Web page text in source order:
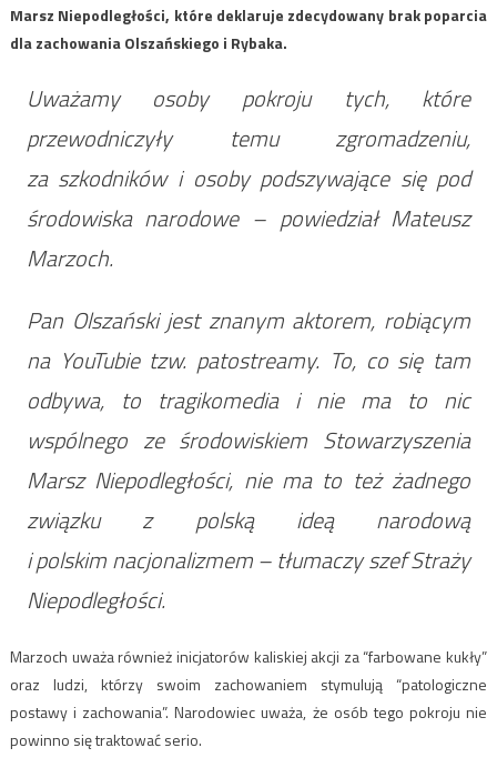
Marsz Niepodległości, które deklaruje zdecydowany brak poparcia
dla zachowania Olszańskiego i Rybaka.
Uważamy osoby pokroju tych, które
przewodniczyły temu zgromadzeniu,
za szkodników i osoby podszywające się pod
środowiska narodowe– powiedział Mateusz
Marzoch.
Pan Olszański jest znanym aktorem, robiącym
na YouTubie tzw. patostreamy. To, co się tam
odbywa, to tragikomedia i nie ma to nic
wspólnego ze środowiskiem Stowarzyszenia
Marsz Niepodległości, nie ma to też żadnego
związku z polską ideą narodową
i polskim nacjonalizmem– tłumaczy szef Straży
Niepodległości.
Marzoch uważa również inicjatorów kaliskiej akcji za “farbowane kukły”
oraz ludzi, którzy swoim zachowaniem stymulują “patologiczne
postawy i zachowania”. Narodowiec uważa, że osób tego pokroju nie
powinno się traktować serio.